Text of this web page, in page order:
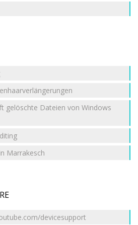
gelöschte Dateien von Windows
Marrakesch
devicesupport